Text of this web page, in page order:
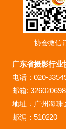
协会微信
广东省摄影行业
电话：020-
邮箱:
地址：广州海珠
邮编：510220